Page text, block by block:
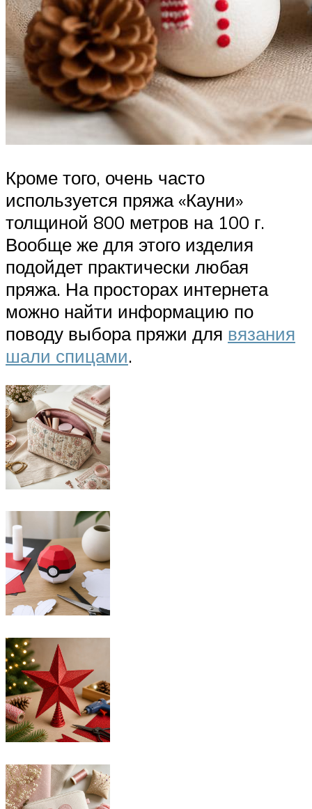
Кроме того, очень часто
используется пряжа «Кауни»
толщиной 800 метров на 100 г.
Вообще же для этого изделия
подойдет практически любая
пряжа. На просторах интернета
можно найти информацию по
поводу выбора пряжи для вязания
шали спицами.